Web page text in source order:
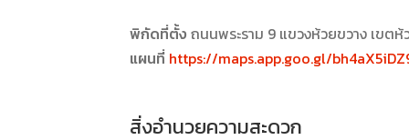
พิกัดที่ตั้ง ถนนพระราม 9 แขวงห้วยขวาง เขต
แผนที่ https://maps.app.goo.gl/
สิ่งอำนวยความสะดวก